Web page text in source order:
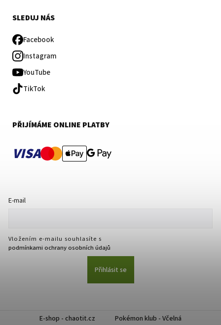
SLEDUJ NÁS
Facebook
Instagram
YouTube
TikTok
PŘIJÍMÁME ONLINE PLATBY
VISA
E-mail
Vložením e-mailu souhlasíte s
podmínkami ochrany osobních údajů
Přihlásit se
E-shop - chaotit.cz Pokémon klub - Včelná